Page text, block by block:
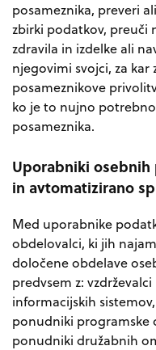
posameznika, preveri
zbirki podatkov, preuči
zdravila in izdelke ali
njegovimi svojci, za
posameznikove
ko je to nujno
posameznika.
Uporabniki
in avtomatizirano
Med uporabnike
obdelovalci, ki jih
določene obdelave
predvsem z:
informacijskih
ponudniki programske
ponudniki družabnih